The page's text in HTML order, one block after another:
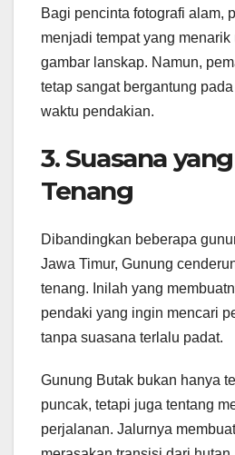
Bagi pencinta fotografi alam,
menjadi tempat yang menarik
gambar lanskap. Namun,
tetap sangat bergantung
waktu pendakian.
3. Suasana
Tenang
Dibandingkan beberapa
Jawa Timur, Gunung
tenang. Inilah yang
pendaki yang ingin mencari
tanpa suasana terlalu padat.
Gunung Butak bukan hanya
puncak, tetapi juga tentang
perjalanan. Jalurnya